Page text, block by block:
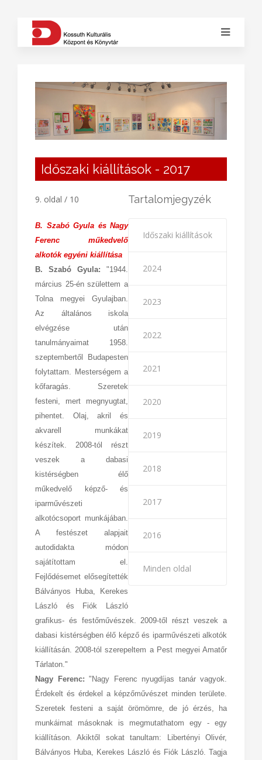
Időszaki kiállítások - 2017
Tartalomjegyzék
Időszaki kiállítások
2024
2023
2022
2021
2020
2019
2018
2017
2016
Minden oldal
9. oldal / 10
B. Szabó Gyula és Nagy
Ferenc műkedvelő
alkotók egyéni kiállítása
B. Szabó Gyula: "1944.
március 25-én születtem a
Tolna megyei Gyulajban.
Az általános iskola
elvégzése után
tanulmányaimat 1958.
szeptembertől Budapesten
folytattam. Mesterségem a
kőfaragás. Szeretek
festeni, mert megnyugtat,
pihentet. Olaj, akril és
akvarell munkákat
készítek. 2008-tól részt
veszek a dabasi
kistérségben élő
műkedvelő képző- és
iparművészeti
alkotócsoport munkájában.
A festészet alapjait
autodidakta módon
sajátítottam el.
Fejlődésemet elősegítették
Bálványos Huba, Kerekes
László és Fiók László
grafikus- és festőművészek. 2009-től részt veszek a
dabasi kistérségben élő képző és iparművészeti alkotók
kiállításán. 2008-tól szerepeltem a Pest megyei Amatőr
Tárlaton."
Nagy Ferenc: "Nagy Ferenc nyugdíjas tanár vagyok.
Érdekelt és érdekel a képzőművészet minden területe.
Szeretek festeni a saját örömömre, de jó érzés, ha
munkáimat másoknak is megmutathatom egy - egy
kiállításon. Akiktől sokat tanultam: Libertényi Olivér,
Bálványos Huba, Kerekes László és Fiók László. Tagja